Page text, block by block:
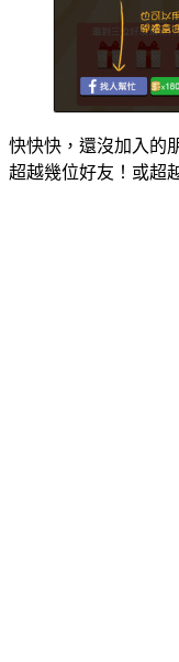
快快快，還沒加入的
超越幾位好友！或超